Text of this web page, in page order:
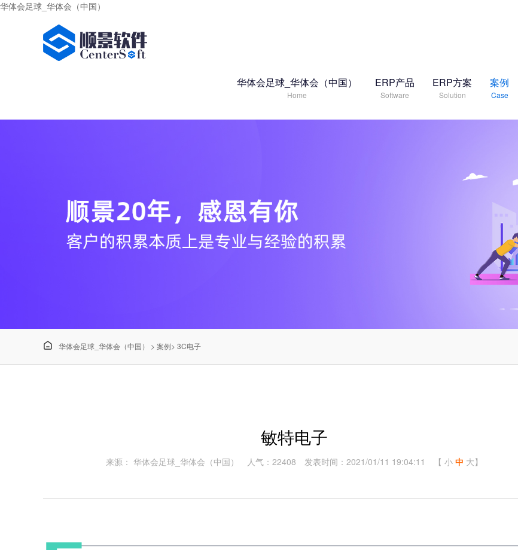
华体会足球_华体会（中国）
华体会足球_华体会（中国）
Home
ERP产品
Software
ERP方案
Solution
案例
Case
 华体会足球_华体会（中国） > 案例> 3C电子
敏特电子
来源： 华体会足球_华体会（中国） 人气：22408 发表时间：2021/01/11 19:04:11 【 小 中 大】